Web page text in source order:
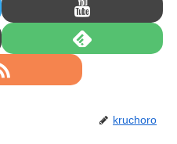
kruchoro